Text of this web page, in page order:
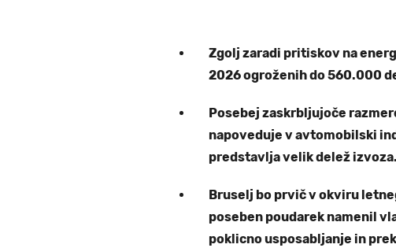
Zgolj zaradi pritiskov na
2026 ogroženih do 560.000
Posebej zaskrbljujoče
napoveduje v avtomobilski
predstavlja velik delež izvoza.
Bruselj bo prvič v okviru
poseben poudarek namenil
poklicno usposabljanje in